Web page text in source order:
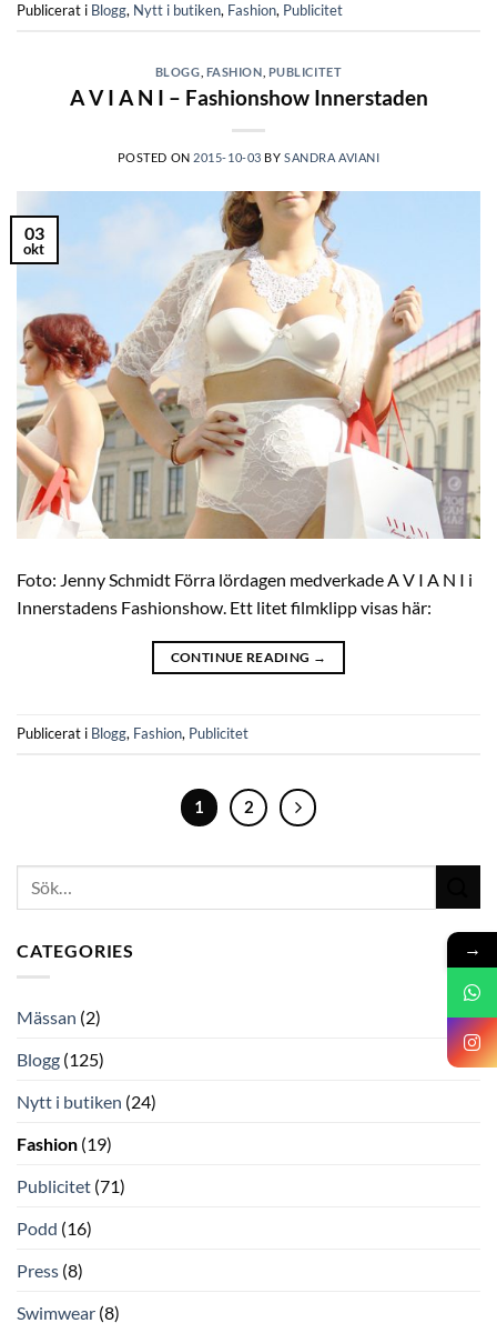
Publicerat i Blogg, Nytt i butiken, Fashion, Publicitet
BLOGG FASHION PUBLICITET
A V I A N I – Fashionshow Innerstaden
POSTED ON 2015-10-03 BYSANDRA AVIANI
03
okt
Foto: Jenny Schmidt Förra lördagen medverkade A V I A N I i
Innerstadens Fashionshow. Ett litet filmklipp visas här:
CONTINUE READING →
Publicerat i Blogg, Fashion, Publicitet
1 2
CATEGORIES
Mässan (2)
Blogg (125)
Nytt i butiken (24)
Fashion (19)
Publicitet (71)
Podd (16)
Press (8)
Swimwear (8)
→